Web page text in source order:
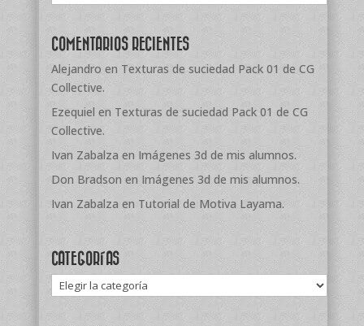
COMENTARIOS RECIENTES
Alejandro en Texturas de suciedad Pack 01 de CG
Collective.
Ezequiel en Texturas de suciedad Pack 01 de CG
Collective.
Ivan Zabalzaen Imágenes 3d de mis alumnos.
Don Bradson en Imágenes 3d de mis alumnos.
Ivan Zabalza en Tutorial de Motiva Layama.
CATEGORÍAS
Categorías